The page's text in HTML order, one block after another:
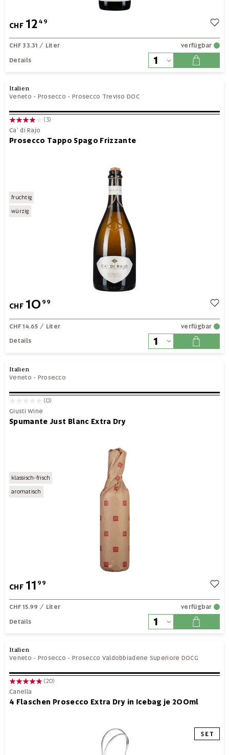
CHF 1249
CHF 33.31 / Liter
verfügbar
Details
Italien
Veneto - Prosecco - Prosecco Treviso DOC
(3)
Ca’ di Rajo
Prosecco Tappo Spago Frizzante
fruchtig
würzig
CHF 10 99
CHF 14.65 / Liter
verfügbar
Details
Italien
Veneto - Prosecco
(0)
Giusti Wine
Spumante Just Blanc Extra Dry
klassisch-frisch
aromatisch
CHF 11 99
CHF 15.99 / Liter
verfügbar
Details
Italien
Veneto - Prosecco - Prosecco Valdobbiadene Superiore DOCG
(20)
Canella
4 Flaschen Prosecco Extra Dry in Icebag je 200ml